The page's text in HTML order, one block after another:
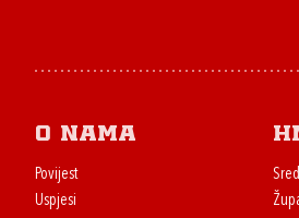
O nama
Povijest
Uspjesi